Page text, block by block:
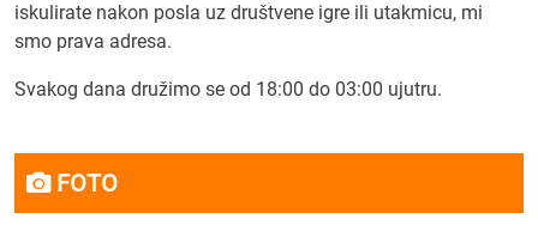
iskulirate nakon posla uz društvene igre ili utakmicu, mi
smo prava adresa.
Svakog dana družimo se od 18:00 do 03:00 ujutru.
FOTO